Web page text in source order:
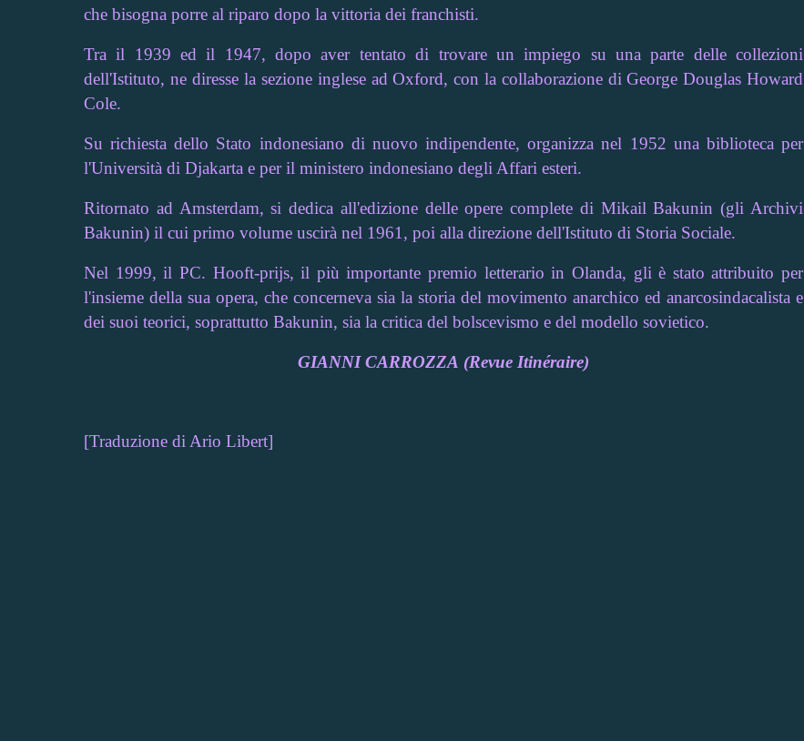
che bisogna porre al riparo dopo la vittoria dei franchisti.
Tra il 1939 ed il 1947, dopo aver tentato di trovare un impiego su una parte delle collezioni
dell'Istituto, ne diresse la sezione inglese ad Oxford, con la collaborazione di George Douglas Howard
Cole.
Su richiesta dello Stato indonesiano di nuovo indipendente, organizza nel 1952 una biblioteca per
l'Università di Djakarta e per il ministero indonesiano degli Affari esteri.
Ritornato ad Amsterdam, si dedica all'edizione delle opere complete di Mikail Bakunin (gli Archivi
Bakunin) il cui primo volume uscirà nel 1961, poi alla direzione dell'Istituto di Storia Sociale.
Nel 1999, il PC. Hooft-prijs, il più importante premio letterario in Olanda, gli è stato attribuito per
l'insieme della sua opera, che concerneva sia la storia del movimento anarchico ed anarcosindacalista e
dei suoi teorici, soprattutto Bakunin, sia la critica del bolscevismo e del modello sovietico.
GIANNI CARROZZA (Revue Itinéraire)
[Traduzione di Ario Libert]